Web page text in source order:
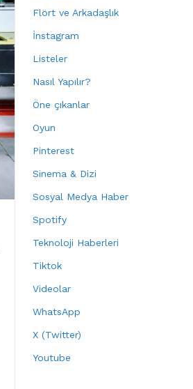
Flört ve Arkadaşlık
İnstagram
Listeler
Nasıl Yapılır?
Öne çıkanlar
Oyun
Pinterest
Sinema & Dizi
Sosyal Medya Haber
Spotify
Teknoloji Haberleri
Tiktok
Videolar
WhatsApp
X (Twitter)
Youtube